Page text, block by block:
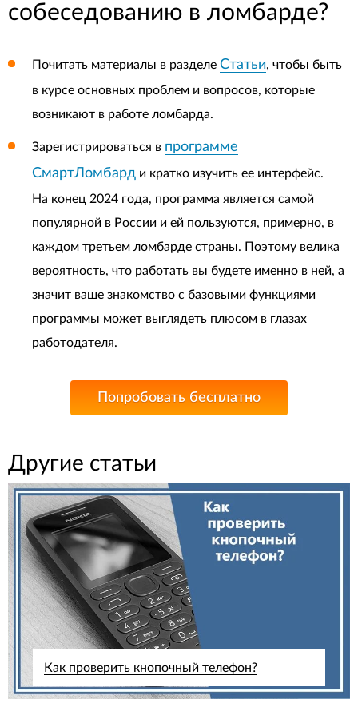
собеседованию в ломбарде?
Почитать материалы в разделе Статьи, чтобы быть
в курсе основных проблем и вопросов, которые
возникают в работе ломбарда.
Зарегистрироваться в программе
СмартЛомбард и кратко изучить ее интерфейс.
На конец 2024 года, программа является самой
популярной в России и ей пользуются, примерно, в
каждом третьем ломбарде страны. Поэтому велика
вероятность, что работать вы будете именно в ней, а
значит ваше знакомство с базовыми функциями
программы может выглядеть плюсом в глазах
работодателя.
Попробовать бесплатно
Другие статьи
Как проверить кнопочный телефон?